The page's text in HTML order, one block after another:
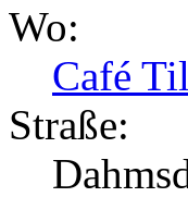
Wo:
Café
Straße: